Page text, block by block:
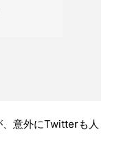
、意外にTwitterも人